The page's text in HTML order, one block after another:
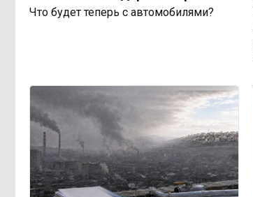
Что будет теперь с автомобилями?